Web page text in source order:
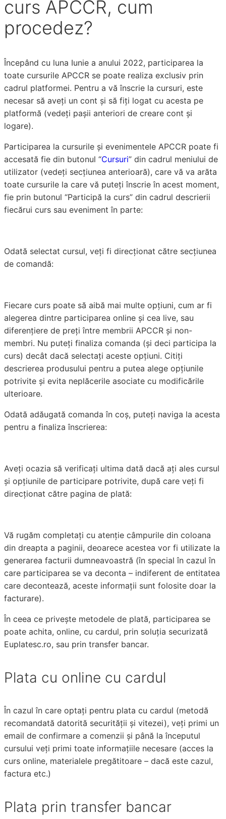
curs APCCR, cum
procedez?
Începând cu luna Iunie a anului 2022, participarea la
toate cursurile APCCR se poate realiza exclusiv prin
cadrul platformei. Pentru a vă înscrie la cursuri, este
necesar să aveți un cont și să fiți logat cu acesta pe
platformă (vedeți pașii anteriori de creare cont și
logare).
Participarea la cursurile și evenimentele APCCR poate fi
accesată fie din butonul “Cursuri” din cadrul meniului de
utilizator (vedeți secțiunea anterioară), care vă va arăta
toate cursurile la care vă puteți înscrie în acest moment,
fie prin butonul “Participă la curs” din cadrul descrierii
fiecărui curs sau eveniment în parte:
Odată selectat cursul, veți fi direcționat către secțiunea
de comandă:
Fiecare curs poate să aibă mai multe opțiuni, cum ar fi
alegerea dintre participarea online și cea live, sau
diferențiere de preți între membrii APCCR și non-
membri. Nu puteți finaliza comanda (și deci participa la
curs) decât dacă selectați aceste opțiuni. Citiți
descrierea produsului pentru a putea alege opțiunile
potrivite și evita neplăcerile asociate cu modificările
ulterioare.
Odată adăugată comanda în coș, puteți naviga la acesta
pentru a finaliza înscrierea:
Aveți ocazia să verificați ultima dată dacă ați ales cursul
și opțiunile de participare potrivite, după care veți fi
direcționat către pagina de plată:
Vă rugăm completați cu atenție câmpurile din coloana
din dreapta a paginii, deoarece acestea vor fi utilizate la
generarea facturii dumneavoastră (în special în cazul în
care participarea se va deconta – indiferent de entitatea
care decontează, aceste informații sunt folosite doar la
facturare).
În ceea ce privește metodele de plată, participarea se
poate achita, online, cu cardul, prin soluția securizată
Euplatesc.ro, sau prin transfer bancar.
Plata cu online cu cardul
În cazul în care optați pentru plata cu cardul (metodă
recomandată datorită securității și vitezei), veți primi un
email de confirmare a comenzii și până la începutul
cursului veți primi toate informațiile necesare (acces la
curs online, materialele pregătitoare – dacă este cazul,
factura etc.)
Plata prin transfer bancar